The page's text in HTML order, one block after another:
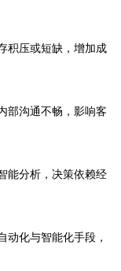
积压或短缺，增加成
部沟通不畅，影响客
能分析，决策依赖经
动化与智能化手段，